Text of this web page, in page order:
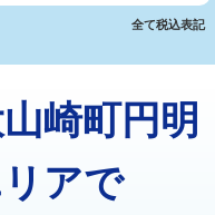
11,000円~
66,000円
38,500円
33,000円
+3,300円
8,800円
全て税込表記
崎町円明
アで